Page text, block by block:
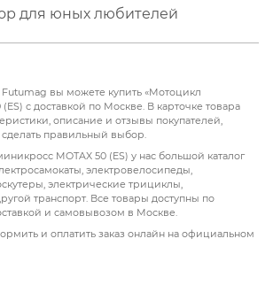
для юных любителей
надежную работу и
а воздушное
поддерживать
двигателя.Данная
электрисеский стартер, а
механический
Futumag вы можете купить «Мотоцикл
с доставкой по Москве. В карточке товара
описание и отзывы покупателей,
правильный выбор.
MOTAX 50 (ES) у нас большой каталог
электровелосипеды,
электрические трициклы,
транспорт. Все товары доступны по
и самовывозом в Москве.
и оплатить заказ онлайн на официальном